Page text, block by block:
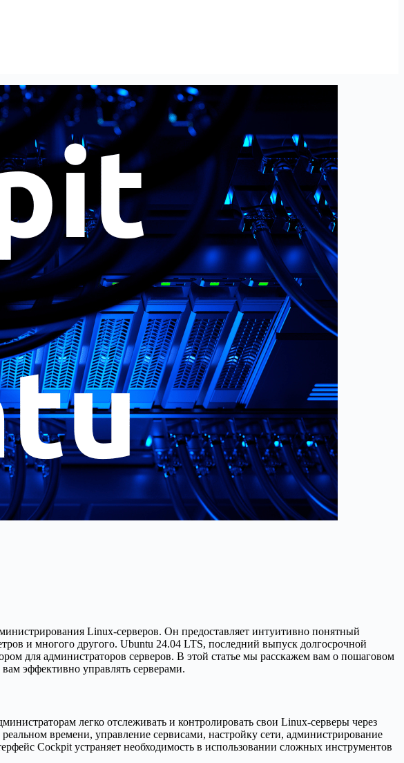
Linux-серверов. Он предоставляет интуитивно понятный
и многого другого. Ubuntu 24.04 LTS, последний выпуск долгосрочной
для администраторов серверов. В этой статье мы расскажем вам о пошаговом
эффективно управлять серверами.
легко отслеживать и контролировать свои Linux-серверы через
времени, управление сервисами, настройку сети, администрирование
Cockpit устраняет необходимость в использовании сложных инструментов